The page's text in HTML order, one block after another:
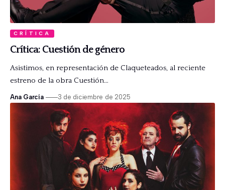
CRÍTICA
Crítica: Cuestión de género
Asistimos, en representación de Claqueteados, al reciente
estreno de la obra Cuestión…
Ana García 3 de diciembre de 2025